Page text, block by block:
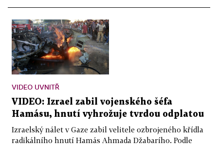
VIDEO UVNITŘ
VIDEO: Izrael zabil vojenského šéfa
Hamásu, hnutí vyhrožuje tvrdou odplatou
Izraelský nálet v Gaze zabil velitele ozbrojeného křídla
radikálního hnutí Hamás Ahmada Džabarího. Podle